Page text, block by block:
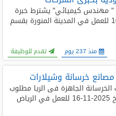
" مهندس كيميائي" يشترط خبرة
3 سنوات الإمتيازات: الراتب ... بتاريخ 2025-11-16 للعمل في المدينة المنورة بقسم
منذ 237 يوم تقدم للوظيفة
خرسانة وشيلارات
الجاهزة فى الريا مطلوب
فورا مهندسيين كهرباء تركيبات مصانع ... بتاريخ 2025-11-16 للعمل في الرياض